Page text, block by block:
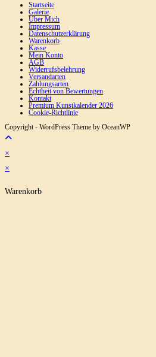
Startseite
Galerie
Über Mich
Impressum
Datenschutzerklärung
Warenkorb
Kasse
Mein Konto
AGB
Widerrufsbelehrung
Versandarten
Zahlungsarten
Echtheit von Bewertungen
Kontakt
Premium Kunstkalender 2026
Cookie-Richtlinie
Copyright - WordPress Theme by OceanWP
×
×
Warenkorb